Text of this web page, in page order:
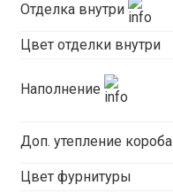
Отделка внутри
Цвет отделки внутри
Наполнение
Доп. утепление короба
Цвет фурнитуры